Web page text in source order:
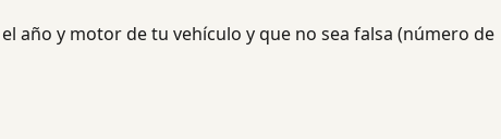
año y motor de tu vehículo y que no sea falsa (número de